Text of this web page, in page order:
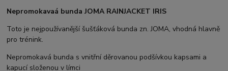
Nepromokavaá bunda JOMA RAINJACKET IRIS
Toto je nejpoužívanější šušťáková bunda zn. JOMA, vhodná hlavně
pro trénink.
Nepromokavá bunda s vnitřní děrovanou podšívkou kapsami a
kapucí složenou v límci